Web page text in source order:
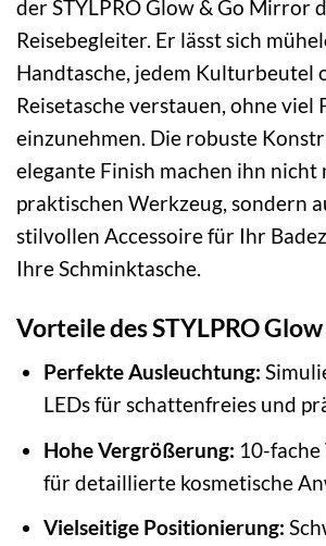
der STYLPRO Glow & Go Mirror
Reisebegleiter. Er lässt sich
Handtasche, jedem Kulturbeutel
Reisetasche verstauen, ohne viel
einzunehmen. Die robuste
elegante Finish machen ihn nicht
praktischen Werkzeug, sondern
stilvollen Accessoire für Ihr
Ihre Schminktasche.
Vorteile des STYLPRO
Perfekte Ausleuchtung:
LEDs für schattenfreies und
Hohe Vergrößerung: 10-
für detaillierte kosmetische
Vielseitige Positionierung: